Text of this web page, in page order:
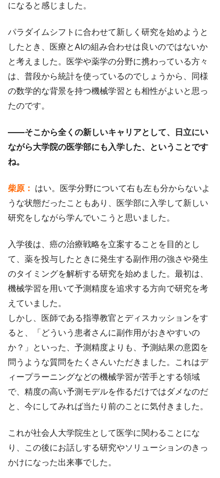
になると感じました。
パラダイムシフトに合わせて新しく研究を始めようと
したとき、医療とAIの組み合わせは良いのではないか
と考えました。医学や薬学の分野に携わっている方々
は、普段から統計を使っているのでしょうから、同様
の数学的な背景を持つ機械学習とも相性がよいと思っ
たのです。
――そこから全くの新しいキャリアとして、日立にい
ながら大学院の医学部にも入学した、ということです
ね。
柴原： はい。医学分野について右も左も分からないよ
うな状態だったこともあり、医学部に入学して新しい
研究をしながら学んでいこうと思いました。
入学後は、癌の治療戦略を立案することを目的とし
て、薬を投与したときに発生する副作用の強さや発生
のタイミングを解析する研究を始めました。最初は、
機械学習を用いて予測精度を追求する方向で研究を考
えていました。
しかし、医師である指導教官とディスカッションをす
ると、「どういう患者さんに副作用がおきやすいの
か？」といった、予測精度よりも、予測結果の意図を
問うような質問をたくさんいただきました。これはデ
ィープラーニングなどの機械学習が苦手とする領域
で、精度の高い予測モデルを作るだけではダメなのだ
と、今にしてみれば当たり前のことに気付きました。
これが社会人大学院生として医学に関わることにな
り、この後にお話しする研究やソリューションのきっ
かけになった出来事でした。